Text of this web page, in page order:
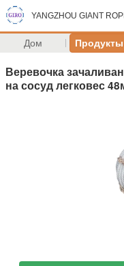
YANGZHOU GIANT
Дом Продукты
Веревочка
на сосуд легковес